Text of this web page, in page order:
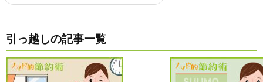
引っ越しの記事一覧